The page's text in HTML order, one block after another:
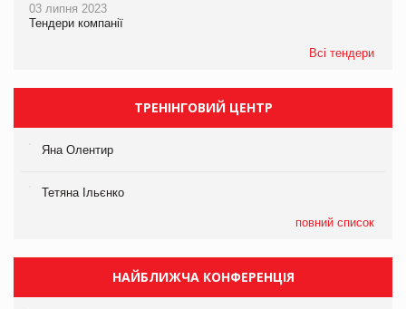
03 липня 2023
Тендери компанії
Всі тендери
ТРЕНІНГОВИЙ ЦЕНТР
Яна Олентир
Тетяна Ільєнко
повний список
НАЙБЛИЖЧА КОНФЕРЕНЦІЯ